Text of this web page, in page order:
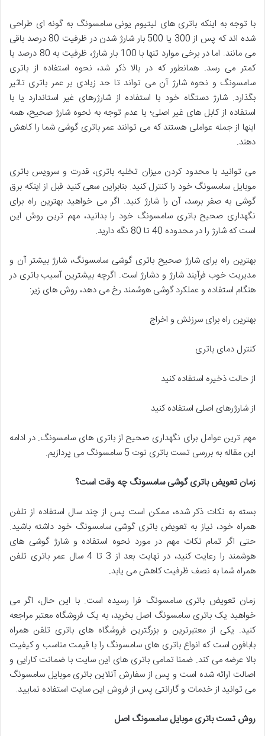
با توجه به اینکه باتری های لیتیوم یونی سامسونگ به گونه ای طراحی
شده اند که پس از 300 یا 500 بار شارژ شدن در ظرفیت 80 درصد باقی
می مانند. اما در برخی موارد تنها با 100 بار شارژ، ظرفیت به 80 درصد یا
کمتر می رسد. همانطور که در بالا ذکر شد، نحوه استفاده از باتری
سامسونگ و نحوه شارژ آن می تواند تا حد زیادی بر عمر باتری تاثیر
بگذارد. شارژ دستگاه خود با استفاده از شارژرهای غیر استاندارد یا با
استفاده از کابل های غیر اصلی؛ یا عدم توجه به نحوه شارژ صحیح، همه
اینها از جمله عواملی هستند که می توانند عمر باتری گوشی شما را کاهش
دهند.
می توانید با محدود کردن میزان تخلیه باتری، قدرت و سرویس باتری
موبایل سامسونگ خود را کنترل کنید. بنابراین سعی کنید قبل از اینکه برق
گوشی به صفر برسد، آن را شارژ کنید. اگر می خواهید بهترین راه برای
نگهداری صحیح باتری سامسونگ خود را بدانید، مهم ترین روش این
است که شارژ را در محدوده 40 تا 80 نگه دارید.
بهترین راه برای شارژ صحیح باتری گوشی سامسونگ، شارژ بیشتر آن و
مدیریت خوب فرآیند شارژ و دشارژ است. اگرچه بیشترین آسیب باتری در
هنگام استفاده و عملکرد گوشی هوشمند رخ می دهد، روش های زیر:
بهترین راه برای سرزنش و اخراج
کنترل دمای باتری
از حالت ذخیره استفاده کنید
از شارژرهای اصلی استفاده کنید
مهم ترین عوامل برای نگهداری صحیح از باتری های سامسونگ. در ادامه
این مقاله به بررسی تست باتری نوت 5 سامسونگ می پردازیم.
زمان تعویض باتری گوشی سامسونگ چه وقت است؟
بسته به نکات ذکر شده، ممکن است پس از چند سال استفاده از تلفن
همراه خود، نیاز به تعویض باتری گوشی سامسونگ خود داشته باشید.
حتی اگر تمام نکات مهم در مورد نحوه استفاده و شارژ گوشی های
هوشمند را رعایت کنید، در نهایت بعد از 3 تا 4 سال عمر باتری تلفن
همراه شما به نصف ظرفیت کاهش می یابد.
زمان تعویض باتری سامسونگ فرا رسیده است. با این حال، اگر می
خواهید یک باتری سامسونگ اصل بخرید، به یک فروشگاه معتبر مراجعه
کنید. یکی از معتبرترین و بزرگترین فروشگاه های باتری تلفن همراه
بابافون است که انواع باتری های سامسونگ را با قیمت مناسب و کیفیت
بالا عرضه می کند. ضمنا تمامی باتری های این سایت با ضمانت کارایی و
اصالت ارائه شده است و پس از سفارش آنلاین باتری موبایل سامسونگ
می توانید از خدمات و گارانتی پس از فروش این سایت استفاده نمایید.
روش تست باتری موبایل سامسونگ اصل